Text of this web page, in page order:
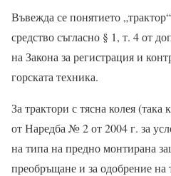
Въвежда се понятието
средство съгласно § 1, т. 4 от
на Закона за регистрация и
горската техника.
За трактори с тясна колея (така
от Наредба № 2 от 2004 г. за
на типа на предно монтирана
преобръщане и за одобрение на